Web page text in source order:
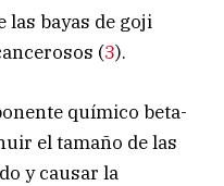
bayas de goji
(3).
químico beta-
el tamaño de las
y causar la